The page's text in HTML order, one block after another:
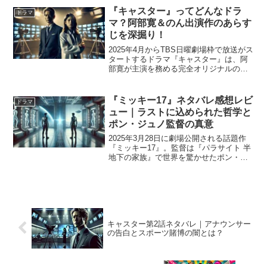
つ大胆な演技でファンを虜にしていま
す。 この記事で...
ドラマ
『キャスター』ってどんなドラ
マ？阿部寛＆のん出演作のあらす
じを深掘り！
2025年4月からTBS日曜劇場枠で放送がス
タートするドラマ『キャスター』は、阿
部寛が主演を務める完全オリジナルの社
至上主義と“報道の信念”の狭間で揺れるキ
ャスターたち...
ドラマ
『ミッキー17』ネタバレ感想レビ
ュー｜ラストに込められた哲学と
ポン・ジュノ監督の真意
2025年3月28日に劇場公開される話題作
『ミッキー17』。監督は『パラサイト 半
地下の家族』で世界を驚かせたポン・ジ
キャスター第2話ネタバレ｜アナウンサー
の告白とスポーツ賭博の闇とは？